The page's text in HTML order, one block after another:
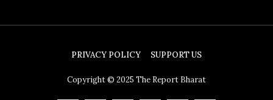
PRIVACY POLICY SUPPORT US
Copyright © 2025 The Report Bharat